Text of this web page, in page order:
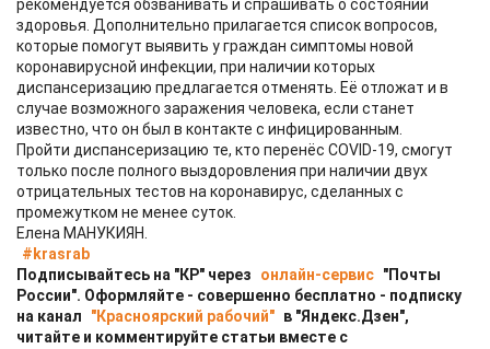
рекомендуется обзванивать и спрашивать о состоянии
здоровья. Дополнительно прилагается список вопросов,
которые помогут выявить у граждан симптомы новой
коронавирусной инфекции, при наличии которых
диспансеризацию предлагается отменять. Её отложат и в
случае возможного заражения человека, если станет
известно, что он был в контакте с инфицированным.
Пройти диспансеризацию те, кто перенёс COVID-19, смогут
только после полного выздоровления при наличии двух
отрицательных тестов на коронавирус, сделанных с
промежутком не менее суток.
Елена МАНУКИЯН.
#krasrab
Подписывайтесь на "КР" через
онлайн-сервис "Почты
России". Оформляйте - совершенно бесплатно - подписку
на канал
"Красноярский рабочий" в "Яндекс.Дзен",
читайте и комментируйте статьи вместе с